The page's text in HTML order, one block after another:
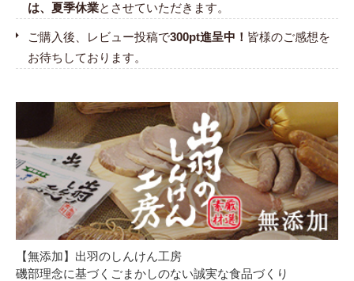
は、夏季休業とさせていただきます。
ご購入後、レビュー投稿で300pt進呈中！ 皆様のご感想を
お待ちしております。
【無添加】出羽のしんけん工房
磯部理念に基づくごまかしのない誠実な食品づくり